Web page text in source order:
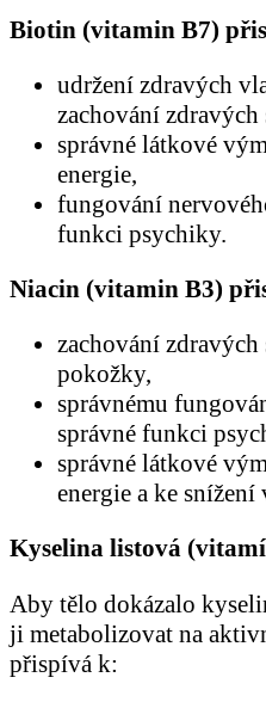
Biotin (vitamin B7)
udržení zdravých
zachování
správné látkové
energie,
fungování
funkci psychiky.
Niacin (vitamin B3)
zachování
pokožky,
správnému
správné funkci
správné látkové
energie a ke
Kyselina listová
Aby tělo dokázalo
ji metabolizovat na
přispívá k: